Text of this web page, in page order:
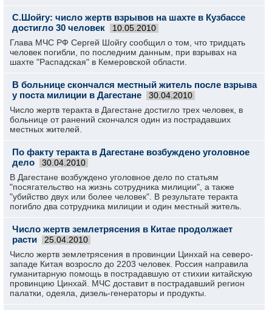
С.Шойгу: число жертв взрывов на шахте в Кузбассе
достигло 30 человек
10.05.2010
Глава МЧС РФ Сергей Шойгу сообщил о том, что тридцать
человек погибли, по последним данным, при взрывах на
шахте "Распадская" в Кемеровской области.
В больнице скончался местный житель после взрыва
у поста милиции в Дагестане
30.04.2010
Число жертв теракта в Дагестане достигло трех человек, в
больнице от ранений скончался один из пострадавших
местных жителей.
По факту теракта в Дагестане возбуждено уголовное
дело
30.04.2010
В Дагестане возбуждено уголовное дело по статьям
"посягательство на жизнь сотрудника милиции", а также
"убийство двух или более человек". В результате теракта
погибло два сотрудника милиции и один местный житель.
Число жертв землетрясения в Китае продолжает
расти
25.04.2010
Число жертв землетрясения в провинции Цинхай на северо-
западе Китая возросло до 2203 человек. Россия направила
гуманитарную помощь в пострадавшую от стихии китайскую
провинцию Цинхай. МЧС доставит в пострадавший регион
палатки, одеяла, дизель-генераторы и продукты.